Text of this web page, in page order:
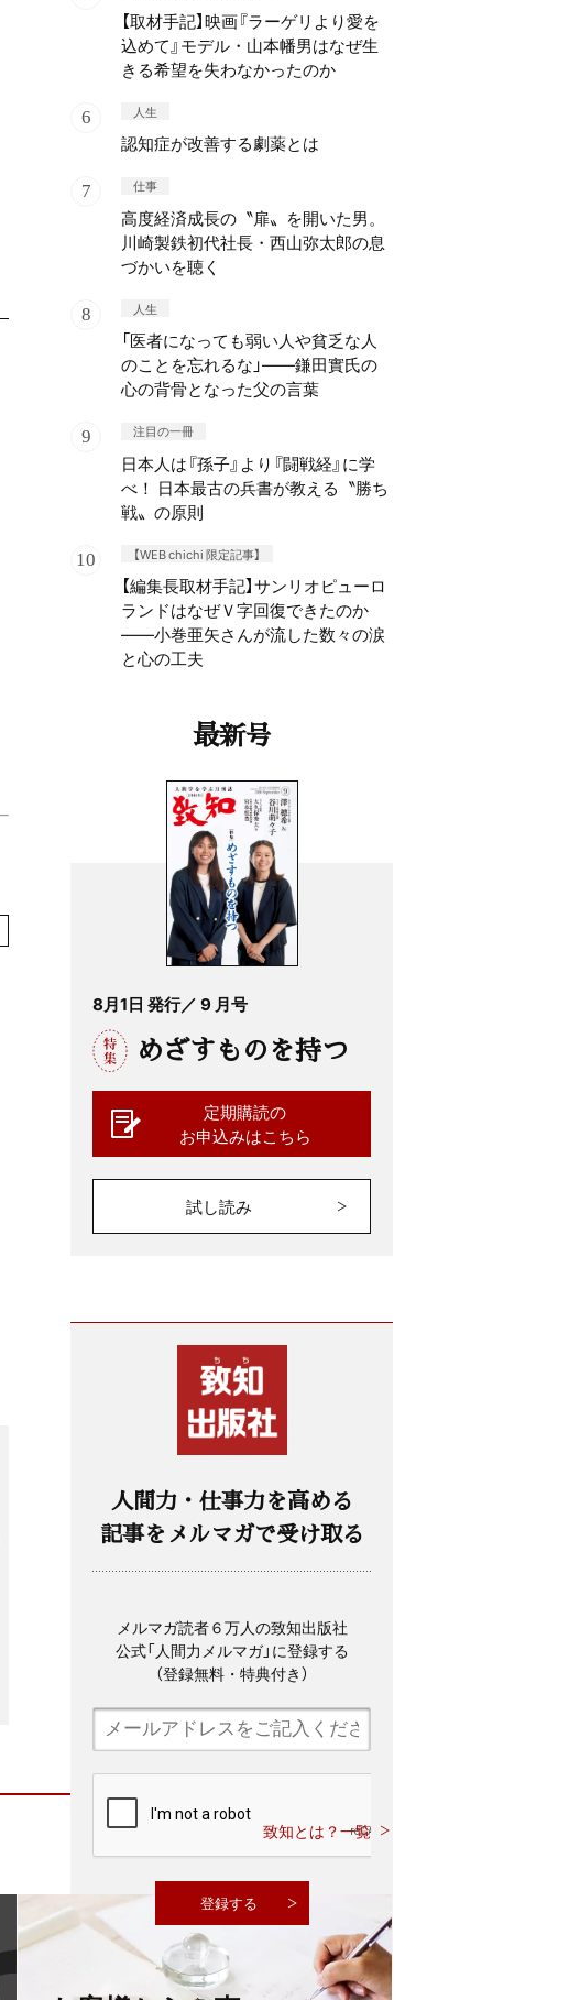
致知とは？一覧
【取材手記】映画『ラーゲリより愛を
込めて』モデル・山本幡男はなぜ生
きる希望を失わなかったのか
人生
認知症が改善する劇薬とは
仕事
高度経済成長の〝扉〟を開いた男。
川崎製鉄初代社長・西山弥太郎の息
づかいを聴く
人生
「医者になっても弱い人や貧乏な人
のことを忘れるな」——鎌田實氏の
心の背骨となった父の言葉
注目の一冊
日本人は『孫子』より『闘戦経』に学
べ！ 日本最古の兵書が教える〝勝ち
戦〟の原則
【WEB chichi 限定記事】
【編集長取材手記】サンリオピューロ
ランドはなぜＶ字回復できたのか
——小巻亜矢さんが流した数々の涙
と心の工夫
最新号
8月1日 発行／ 9 月号
めざすものを持つ
定期購読の
お申込みはこちら
試し読み
人間力・仕事力を高める
記事をメルマガで受け取る
メルマガ読者６万人の致知出版社
公式「人間力メルマガ」に登録する
（登録無料・特典付き）